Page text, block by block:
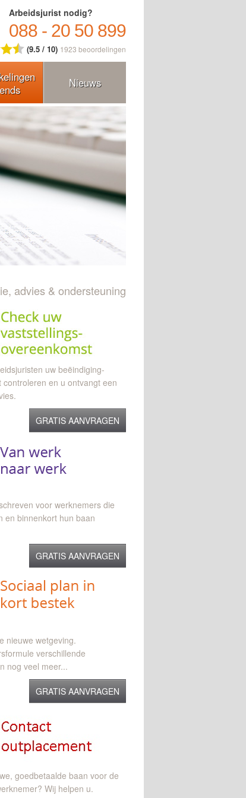
Arbeidsjurist nodig?
088 - 20 50 899
(9.5 / 10) 1923 beoordelingen
Nieuws
advies & ondersteuning
uw beëindiging-
controleren en u ontvangt een
GRATIS AANVRAGEN
voor werknemers die
en binnenkort hun baan
GRATIS AANVRAGEN
nieuwe wetgeving.
verschillende
nog veel meer...
GRATIS AANVRAGEN
goedbetaalde baan voor de
Wij helpen u.